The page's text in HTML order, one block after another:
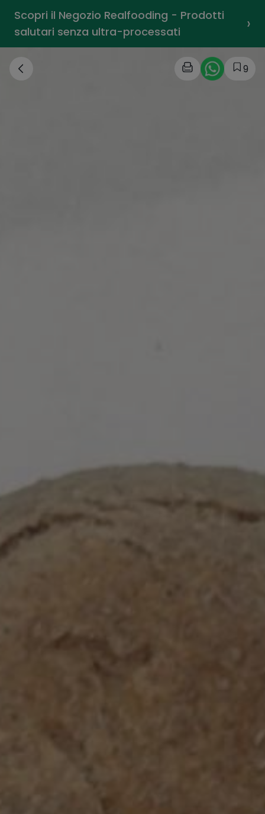
Scopri il Negozio Realfooding - Prodotti
salutari senza ultra-processati
›
9